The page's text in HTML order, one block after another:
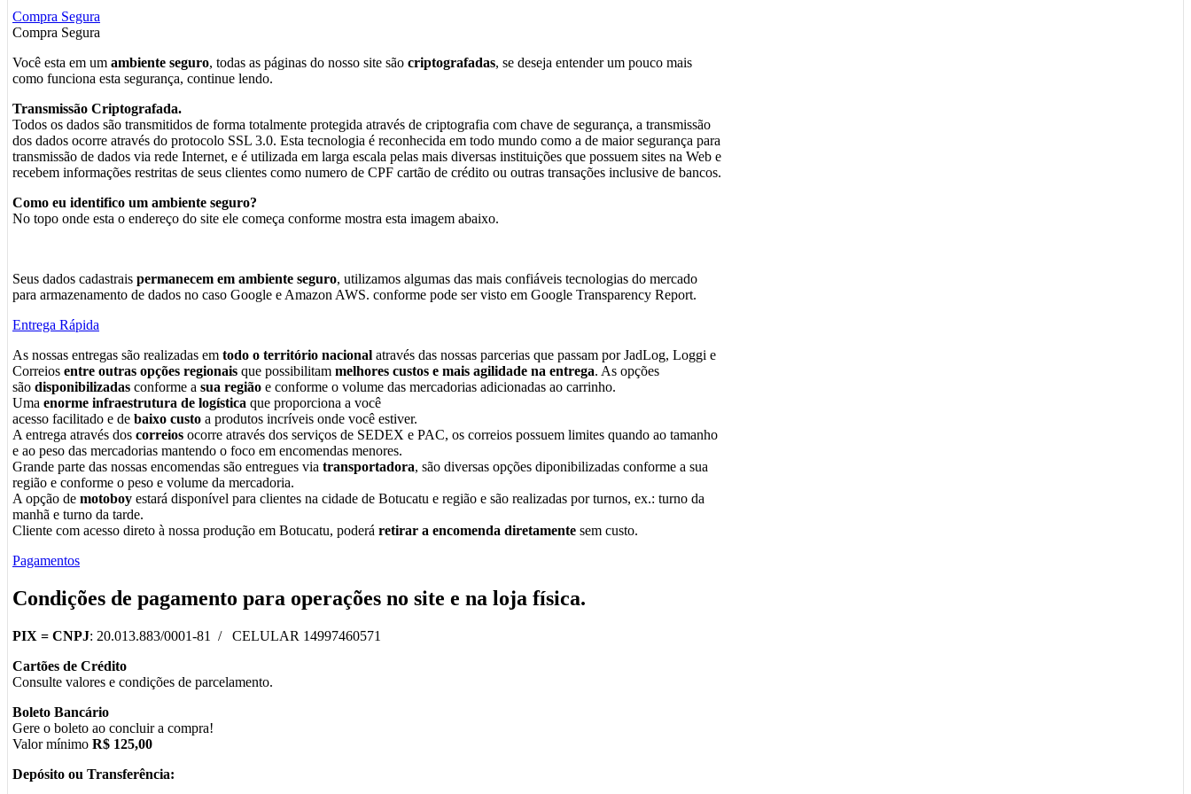
Compra Segura
Compra Segura
Você esta em um ambiente seguro, todas as páginas do nosso site são criptografadas, se deseja entender um pouco mais
como funciona esta segurança, continue lendo.
Transmissão Criptografada.
Todos os dados são transmitidos de forma totalmente protegida através de criptografia com chave de segurança, a transmissão
dos dados ocorre através do protocolo SSL 3.0. Esta tecnologia é reconhecida em todo mundo como a de maior segurança para
transmissão de dados via rede Internet, e é utilizada em larga escala pelas mais diversas instituições que possuem sites na Web e
recebem informações restritas de seus clientes como numero de CPF cartão de crédito ou outras transações inclusive de bancos.
Como eu identifico um ambiente seguro?
No topo onde esta o endereço do site ele começa conforme mostra esta imagem abaixo.
Seus dados cadastrais permanecem em ambiente seguro, utilizamos algumas das mais confiáveis tecnologias do mercado
para armazenamento de dados no caso Google e Amazon AWS. conforme pode ser visto em Google Transparency Report.
Entrega Rápida
As nossas entregas são realizadas em todo o território nacional através das nossas parcerias que passam por JadLog, Loggi e
Correios entre outras opções regionais que possibilitam melhores custos e mais agilidade na entrega. As opções
são disponibilizadas conforme a sua região e conforme o volume das mercadorias adicionadas ao carrinho.
Uma enorme infraestrutura de logística que proporciona a você
acesso facilitado e de baixo custo a produtos incríveis onde você estiver.
A entrega através dos correios ocorre através dos serviços de SEDEX e PAC, os correios possuem limites quando ao tamanho
e ao peso das mercadorias mantendo o foco em encomendas menores.
Grande parte das nossas encomendas são entregues via transportadora, são diversas opções diponibilizadas conforme a sua
região e conforme o peso e volume da mercadoria.
A opção de motoboy estará disponível para clientes na cidade de Botucatu e região e são realizadas por turnos, ex.: turno da
manhã e turno da tarde.
Cliente com acesso direto à nossa produção em Botucatu, poderá retirar a encomenda diretamente sem custo.
Pagamentos
Condições de pagamento para operações no site e na loja física.
PIX = CNPJ: 20.013.883/0001-81 / CELULAR 14997460571
Cartões de Crédito
Consulte valores e condições de parcelamento.
Boleto Bancário
Gere o boleto ao concluir a compra!
Valor mínimo R$ 125,00
Depósito ou Transferência: